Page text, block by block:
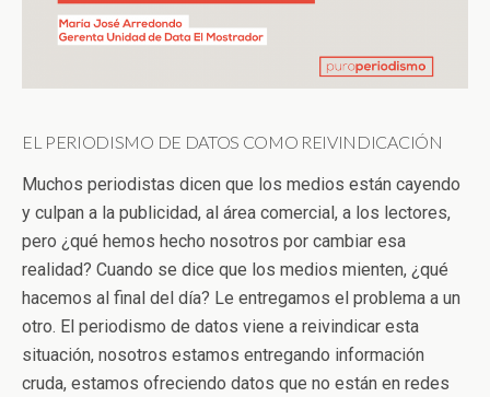
EL PERIODISMO DE DATOS COMO REIVINDICACIÓN
Muchos periodistas dicen que los medios están cayendo
y culpan a la publicidad, al área comercial, a los lectores,
pero ¿qué hemos hecho nosotros por cambiar esa
realidad? Cuando se dice que los medios mienten, ¿qué
hacemos al final del día? Le entregamos el problema a un
otro. El periodismo de datos viene a reivindicar esta
situación, nosotros estamos entregando información
cruda, estamos ofreciendo datos que no están en redes